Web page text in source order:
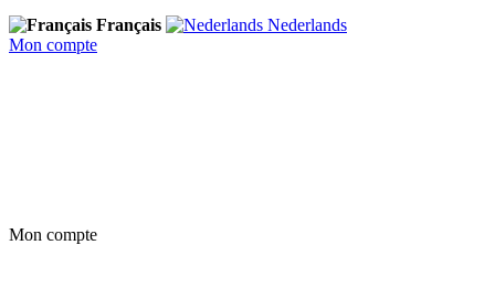
Français
Nederlands
Mon compte
Mon compte